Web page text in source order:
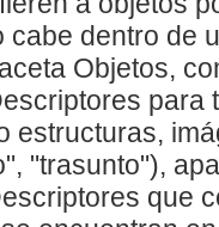
dentro de
Objetos,
para
estructuras,
"trasunto"),
que